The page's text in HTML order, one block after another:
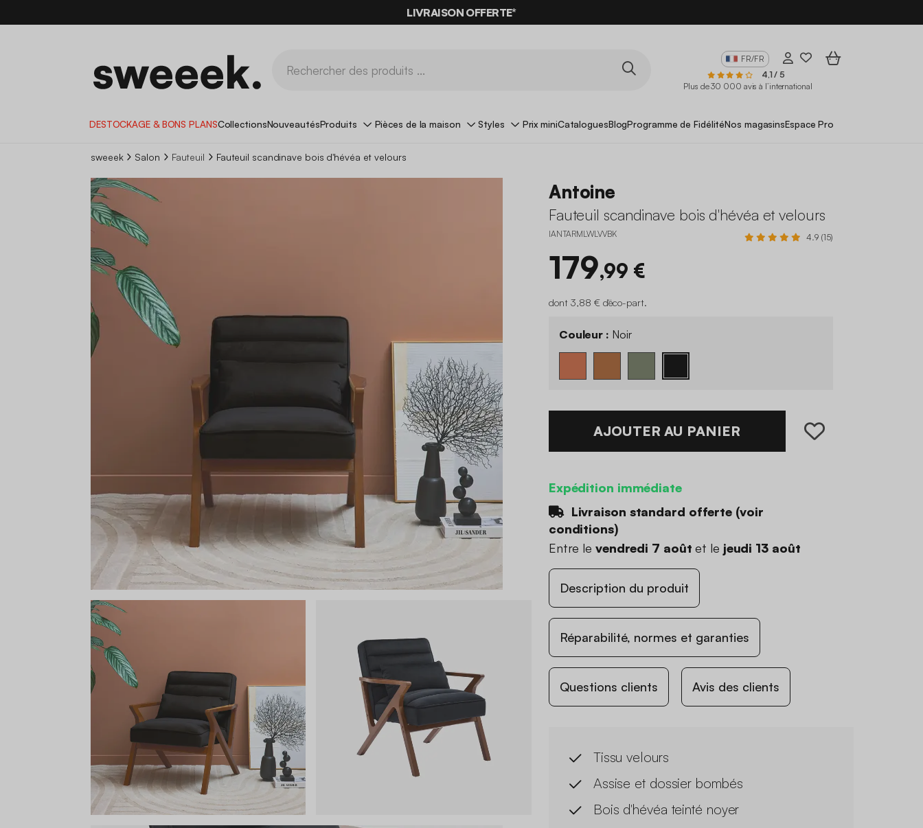
BONS PLANS* AVEC LECODE SUMMER10
LIVRAISON OFFERTE*
FR/FR
4,1 / 5
Plus de 30 000 avis à l’international
DESTOCKAGE & BONS PLANSCollectionsNouveautésProduits Pièces de la maison Styles Prix miniCataloguesBlogProgramme de FidélitéNos magasinsEspace Pro
sweeek Salon Fauteuil Fauteuil scandinave bois d'hévéa et velours
Antoine
Fauteuil scandinave bois d'hévéa et velours
IANTARMLWLVVBK 4.9 (15)
179,99 €
dont 3,88 € d'éco-part.
Couleur : Noir
AJOUTER AU PANIER
Expédition immédiate
Livraison standard offerte (voir
conditions)
Entre le vendredi 7 août et le jeudi 13 août
Description du produit
Réparabilité, normes et garanties
Questions clients Avis des clients
Tissu velours
Assise et dossier bombés
Bois d'hévéa teinté noyer